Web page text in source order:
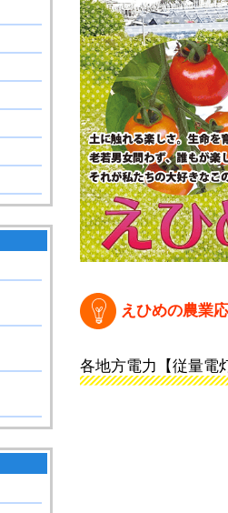
えひめの農業
各地方電力【従量電